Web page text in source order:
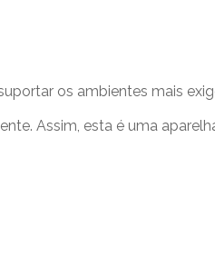
os ambientes mais
Assim, esta é uma